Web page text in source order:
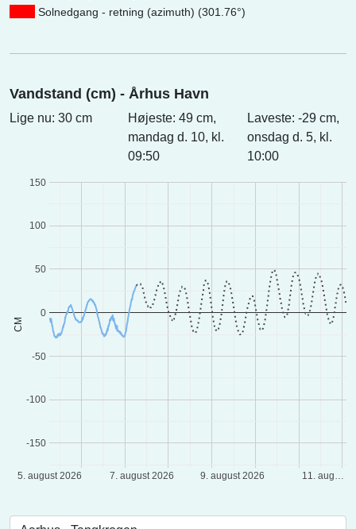
Solnedgang - retning (azimuth) (301.76°)
Vandstand (cm) - Århus Havn
Lige nu: 30 cm
Højeste: 49 cm,
mandag d. 10, kl.
09:50
Laveste: -29 cm,
onsdag d. 5, kl.
10:00
5. august 2026 7. august 2026 9. august 2026 11. aug…
-150
-100
-50
0
50
100
150
CM